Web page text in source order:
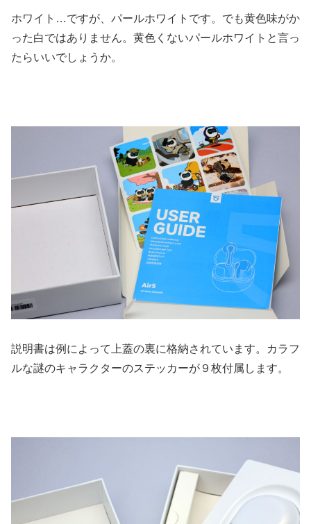
ホワイト…ですが、パールホワイトです。でも黄色味がか
った白ではありません。黄色くないパールホワイトと言っ
たらいいでしょうか。
説明書は例によって上蓋の裏に格納されています。カラフ
ルな謎のキャラクターのステッカーが９枚付属します。